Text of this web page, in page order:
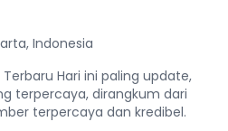
Indonesia
Hari ini paling update,
terpercaya, dirangkum dari
terpercaya dan kredibel.